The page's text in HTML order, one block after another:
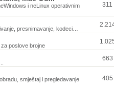
i neLinux operativnim
311
presnimavanje, kodeci…
za poslove brojne
663
smještaj i pregledavanje
405